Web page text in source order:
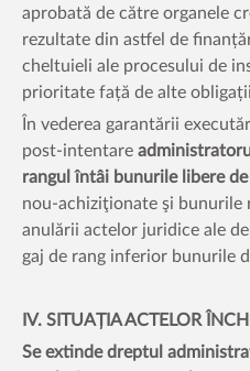
aprobată de către organele
rezultate din astfel de
cheltuieli ale procesului de
prioritate față de alte
În vederea garantării
post-intentare
rangul întâi bunurile libere
nou-achiziţionate şi bunurile
anulării actelor juridice ale
gaj de rang inferior bunurile
IV. SITUAȚIA ACTELOR
Se extinde dreptul